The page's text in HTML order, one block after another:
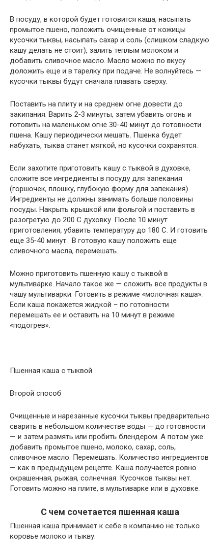
В посуду, в которой будет готовится каша, насыпать
промытое пшено, положить очищенные от кожицы
кусочки тыквы, насыпать сахар и соль (слишком сладкую
кашу делать не стоит), залить теплым молоком и
добавить сливочное масло. Масло можно по вкусу
доложить еще и в тарелку при подаче. Не волнуйтесь —
кусочки тыквы будут сначала плавать сверху.
Поставить на плиту и на среднем огне довести до
закипания. Варить 2-3 минуты, затем убавить огонь и
готовить на маленьком огне 30-40 минут до готовности
пшена. Кашу периодически мешать. Пшенка будет
набухать, тыква станет мягкой, но кусочки сохранятся.
Если захотите приготовить кашу с тыквой в духовке,
сложите все ингредиенты в посуду для запекания
(горшочек, плошку, глубокую форму для запекания).
Ингредиенты не должны занимать больше половины
посуды. Накрыть крышкой или фольгой и поставить в
разогретую до 200 С духовку. После 10 минут
приготовления, убавить температуру до 180 С. И готовить
еще 35-40 минут. В готовую кашу положить еще
сливочного масла, перемешать.
Можно приготовить пшенную кашу с тыквой в
мультиварке. Начало такое же — сложить все продукты в
чашу мультиварки. Готовить в режиме «молочная каша».
Если каша покажется жидкой – по готовности
перемешать ее и оставить на 10 минут в режиме
«подогрев».
Пшенная каша с тыквой
Второй способ
Очищенные и нарезанные кусочки тыквы предварительно
сварить в небольшом количестве воды — до готовности
— и затем размять или пробить блендером. А потом уже
добавить промытое пшено, молоко, сахар, соль,
сливочное масло. Перемешать. Количество ингредиентов
— как в предыдущем рецепте. Каша получается ровно
окрашенная, рыжая, солнечная. Кусочков тыквы нет.
Готовить можно на плите, в мультиварке или в духовке.
С чем сочетается пшенная каша
Пшенная каша принимает к себе в компанию не только
коровье молоко и тыкву.